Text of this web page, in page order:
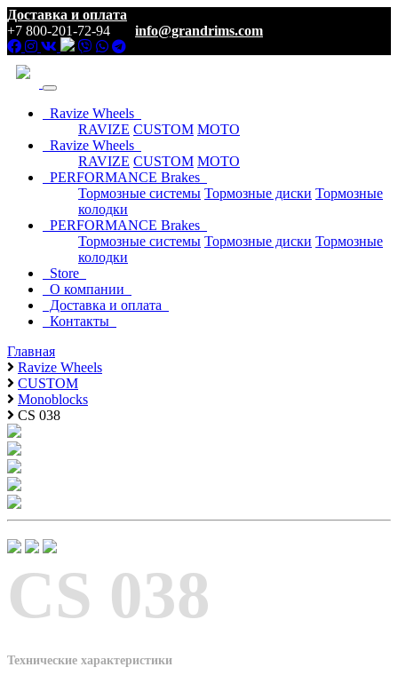
Доставка и оплата
+7 800-201-72-94 info@grandrims.com
Ravize Wheels
RAVIZE CUSTOM MOTO
Ravize Wheels
RAVIZE CUSTOM MOTO
PERFORMANCE Brakes
Тормозные системы Тормозные диски Тормозные
колодки
PERFORMANCE Brakes
Тормозные системы Тормозные диски Тормозные
колодки
Store
О компании
Доставка и оплата
Контакты
Главная
Ravize Wheels
CUSTOM
Monoblocks
CS 038
CS 038
Технические характеристики